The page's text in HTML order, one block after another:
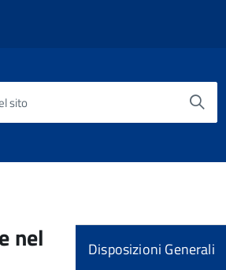
sito
nel Disposizioni Generali